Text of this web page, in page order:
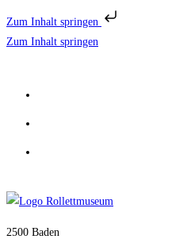
Zum Inhalt springen
Zum Inhalt springen
2500 Baden